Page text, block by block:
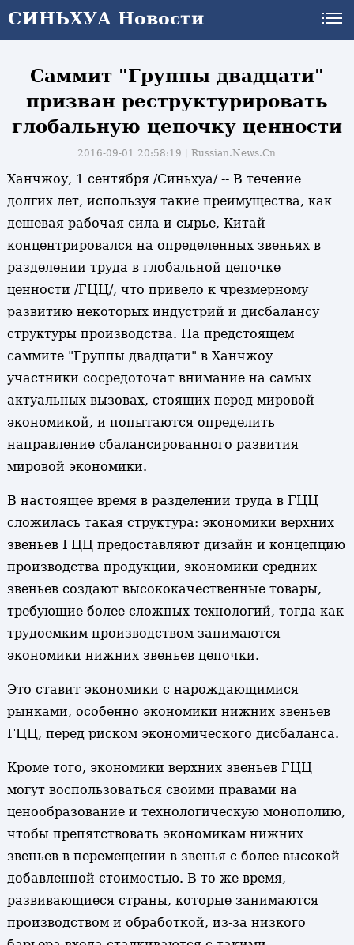
СИНЬХУА Новости
Саммит "Группы двадцати"
призван реструктурировать
глобальную цепочку ценности
2016-09-01 20:58:19丨Russian.News.Cn
Ханчжоу, 1 сентября /Синьхуа/ -- В течение
долгих лет, используя такие преимущества, как
дешевая рабочая сила и сырье, Китай
концентрировался на определенных звеньях в
разделении труда в глобальной цепочке
ценности /ГЦЦ/, что привело к чрезмерному
развитию некоторых индустрий и дисбалансу
структуры производства. На предстоящем
саммите "Группы двадцати" в Ханчжоу
участники сосредоточат внимание на самых
актуальных вызовах, стоящих перед мировой
экономикой, и попытаются определить
направление сбалансированного развития
мировой экономики.
В настоящее время в разделении труда в ГЦЦ
сложилась такая структура: экономики верхних
звеньев ГЦЦ предоставляют дизайн и концепцию
производства продукции, экономики средних
звеньев создают высококачественные товары,
требующие более сложных технологий, тогда как
трудоемким производством занимаются
экономики нижних звеньев цепочки.
Это ставит экономики с нарождающимися
рынками, особенно экономики нижних звеньев
ГЦЦ, перед риском экономического дисбаланса.
Кроме того, экономики верхних звеньев ГЦЦ
могут воспользоваться своими правами на
ценообразование и технологическую монополию,
чтобы препятствовать экономикам нижних
звеньев в перемещении в звенья с более высокой
добавленной стоимостью. В то же время,
развивающиеся страны, которые занимаются
производством и обработкой, из-за низкого